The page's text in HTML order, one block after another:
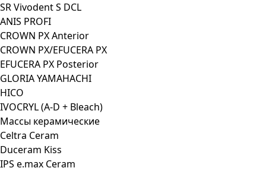
SR Vivodent S DCL
ANIS PROFI
CROWN PX Anterior
CROWN PX/EFUCERA PX
EFUCERA PX Posterior
GLORIA YAMAHACHI
HICO
IVOCRYL (A-D + Bleach)
Массы керамические
Celtra Ceram
Duceram Kiss
IPS e.max Ceram